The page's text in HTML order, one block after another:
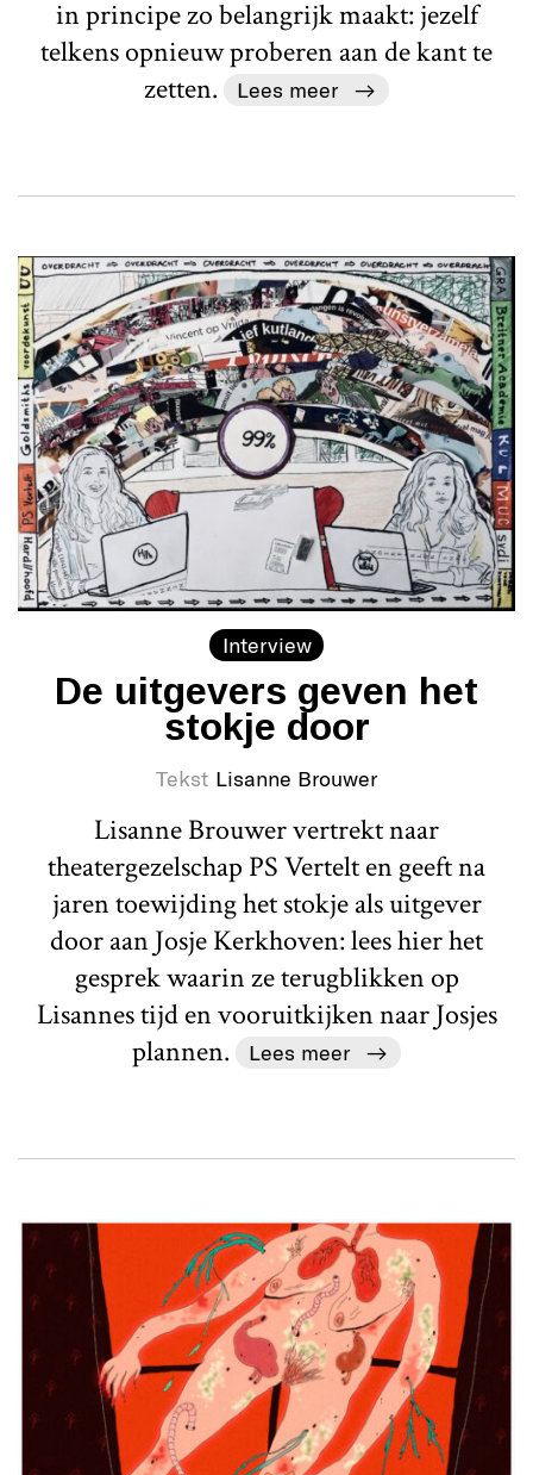
in principe zo belangrijk maakt: jezelf
telkens opnieuw proberen aan de kant te
zetten.
Lees meer
Interview
De uitgevers geven het
stokje door
Tekst Lisanne Brouwer
Lisanne Brouwer vertrekt naar
theatergezelschap PS Vertelt en geeft na
jaren toewijding het stokje als uitgever
door aan Josje Kerkhoven: lees hier het
gesprek waarin ze terugblikken op
Lisannes tijd en vooruitkijken naar Josjes
plannen.
Lees meer